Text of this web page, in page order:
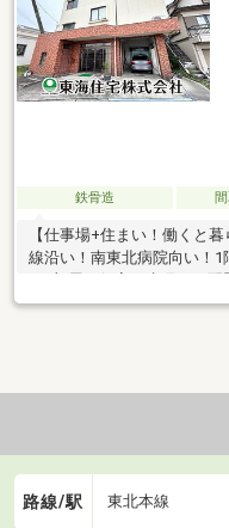
鉄骨造
【仕事場+住まい！働くと
線沿い！南東北病院向い！1
路線/駅 東北本線